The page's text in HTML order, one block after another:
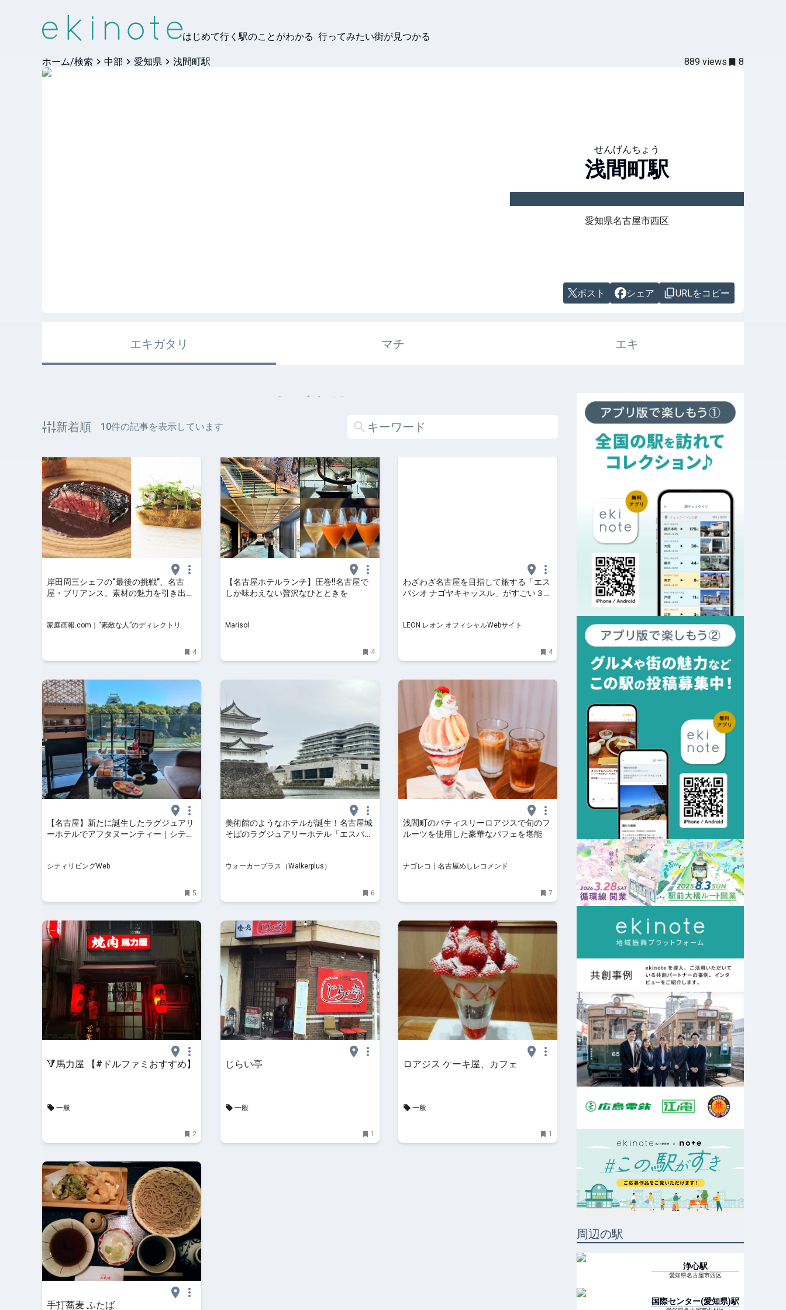
はじめて行く駅のことがわかる 行ってみたい街が見つかる
ホーム/検索 中部 愛知県 浅間町駅 889 views 8
せんげんちょう
浅間町駅
愛知県名古屋市西区
ポスト シェア URLをコピー
エキガタリ マチ エキ
エキガタリ
新着順 10件の記事を表示しています
岸田周三シェフの“最後の挑戦”、名古
屋・ブリアンス。素材の魅力を引き出し
家庭画報.com｜“素敵な人”のディレクトリ
4
【名古屋ホテルランチ】圧巻‼︎名古屋で
しか味わえない贅沢なひとときを
Marisol
4
わざわざ名古屋を目指して旅する「エス
パシオ ナゴヤキャッスル」がすごい３つ
LEON レオン オフィシャルWebサイト
4
【名古屋】新たに誕生したラグジュアリ
ーホテルでアフタヌーンティー｜シティ
シティリビングWeb
5
美術館のようなホテルが誕生！名古屋城
そばのラグジュアリーホテル「エスパシ
ラス
ウォーカープラス（Walkerplus）
6
浅間町のパティスリーロアジスで旬のフ
ルーツを使用した豪華なパフェを堪能
ナゴレコ｜名古屋めしレコメンド
7
🔻馬力屋 【#ドルファミおすすめ】
一般
2
じらい亭
一般
1
ロアジス ケーキ屋、カフェ
一般
1
手打蕎麦 ふたば
周辺の駅
浄心駅
愛知県名古屋市西区
国際センター(愛知県)駅